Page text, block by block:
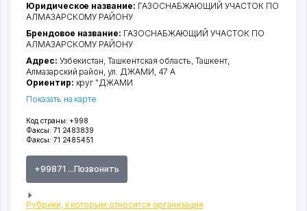
Код страны: +998
Факсы: 71 2483839
Факсы: 71 2485451
+99871 ...Позвонить
Рубрики, к которым относится организация
Юридическое название: ГАЗОСНАБЖАЮЩИЙ УЧАСТОК ПО
АЛМАЗАРСКОМУ РАЙОНУ
Брендовое название: ГАЗОСНАБЖАЮЩИЙ УЧАСТОК ПО
АЛМАЗАРСКОМУ РАЙОНУ
Адрес: Узбекистан,Ташкентская область,Ташкент,
Алмазарский район,ул. ДЖАМИ, 47 А
Ориентир: круг "ДЖАМИ
Показать на карте